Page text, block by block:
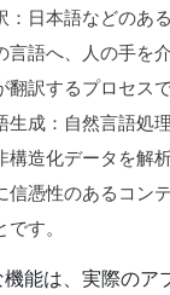
：日本語などのあ
言語へ、人の手を
翻訳するプロセスで
生成：自然言語処
構造化データを解
信憑性のあるコン
す。
能は、実際のア